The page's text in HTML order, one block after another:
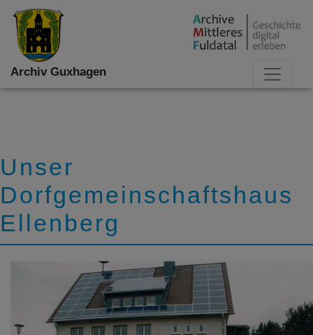
Archiv Guxhagen
Unser
Dorfgemeinschaftshaus
Ellenberg